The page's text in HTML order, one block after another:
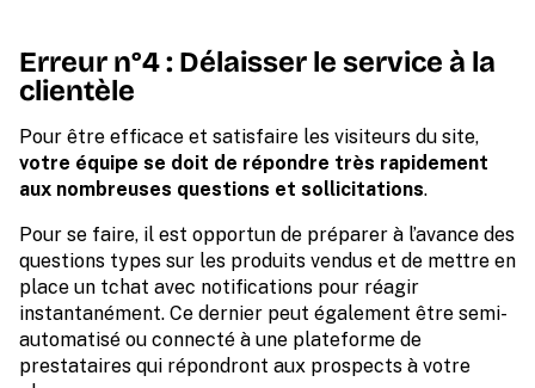
Erreur n°4 : Délaisser le service à la
clientèle
Pour être efficace et satisfaire les visiteurs du site,
votre équipe se doit de répondre très rapidement
aux nombreuses questions et sollicitations.
Pour se faire, il est opportun de préparer à l’avance des
questions types sur les produits vendus et de mettre en
place un tchat avec notifications pour réagir
instantanément. Ce dernier peut également être semi-
automatisé ou connecté à une plateforme de
prestataires qui répondront aux prospects à votre